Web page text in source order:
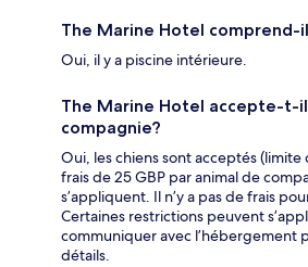
The Marine Hotel comprend-
Oui, il y a piscine intérieure.
The Marine Hotel accepte-t-il
compagnie?
Oui, les chiens sont acceptés
frais de 25 GBP par animal de
s’appliquent. Il n’y a pas de frais
Certaines restrictions peuvent
communiquer avec l’hébergement
détails.